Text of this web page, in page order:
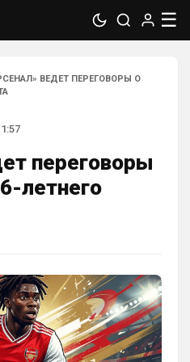
☰
ВЕДЕТ ПЕРЕГОВОРЫ О
переговоры
летнего